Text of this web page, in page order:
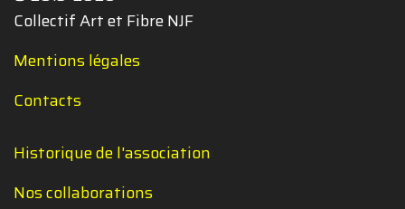
Collectif Art et Fibre NJF
Mentions légales
Contacts
Historique de l'association
Nos collaborations